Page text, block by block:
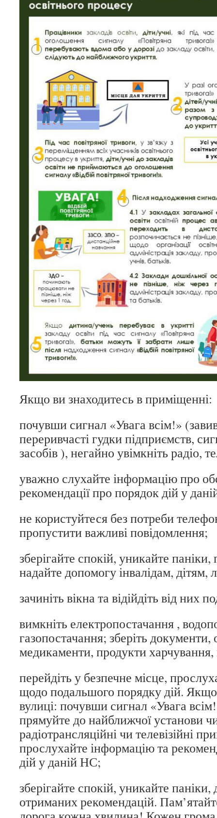
Якщо ви знаходитесь в приміщенні:
почувши сигнал «Увага всім!»
переривчасті гудки підприємств,
засобів ), негайно увімкніть радіо,
уважно слухайте інформацію про
рекомендації про порядок дій у
не користуйтеся без потреби
пропустити важливі повідомлення;
зберігайте спокій, уникайте паніки,
надайте допомогу інвалідам, дітям,
зачиніть вікна та відійдіть від них
вимкніть електропостачання ,
газопостачання; зберіть документи,
медикаменти, продукти
перейдіть у безпечне місце,
щодо подальшого порядку дій.
вулиці: почувши сигнал «Увага
прямуйте до найближчої установи
радіотрансляційні чи телевізійні
прослухайте інформацію та
дій у даній НС;
зберігайте спокій, уникайте паніки,
отриманих рекомендацій.